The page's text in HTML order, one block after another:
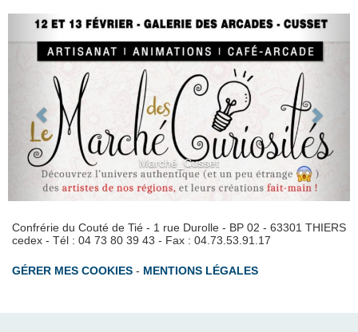
Marché_Cusset
Confrérie du Couté de Tié - 1 rue Durolle - BP 02 - 63301 THIERS
cedex - Tél : 04 73 80 39 43 - Fax : 04.73.53.91.17
GÉRER MES COOKIES - MENTIONS LÉGALES